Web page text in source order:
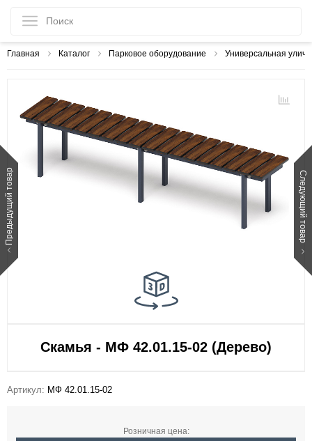
Главная Каталог Парковое оборудование Универсальная
Предыдущий товар Следующий товар
Скамья - МФ 42.01.15-02 (Дерево)
Артикул: МФ 42.01.15-02
Розничная цена: